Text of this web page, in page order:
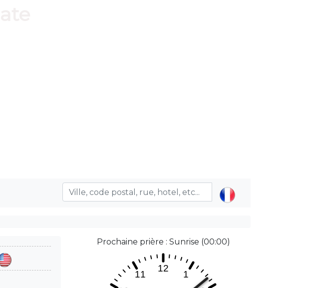
Prochaine prière : Sunrise (00:00)